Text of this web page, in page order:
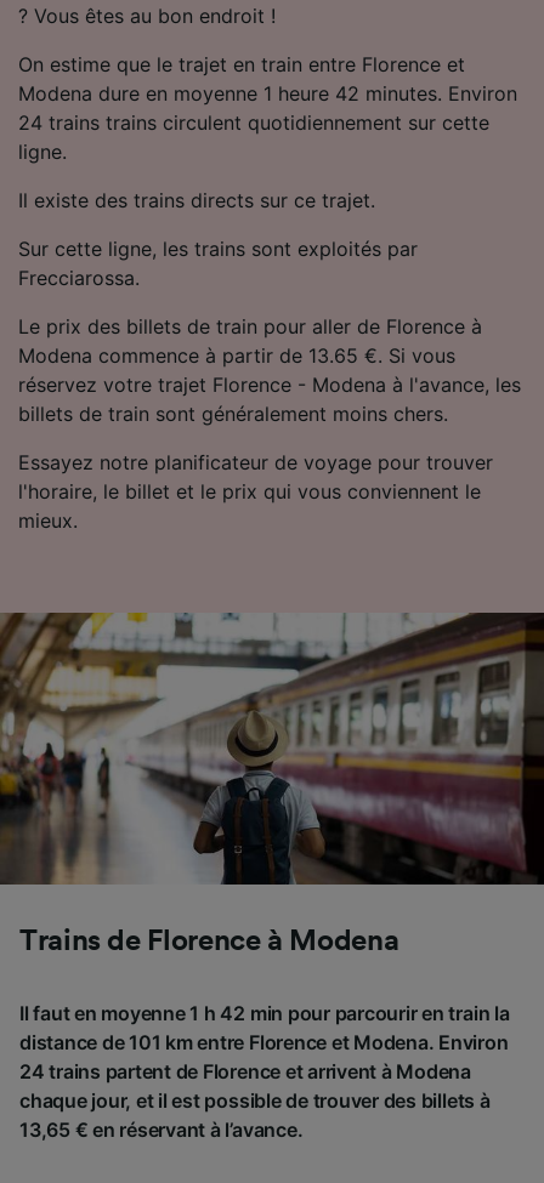
? Vous êtes au bon endroit !
On estime que le trajet en train entre Florence et
Modena dure en moyenne 1 heure 42 minutes. Environ
24 trains trains circulent quotidiennement sur cette
ligne.
Il existe des trains directs sur ce trajet.
Sur cette ligne, les trains sont exploités par
Frecciarossa.
Le prix des billets de train pour aller de Florence à
Modena commence à partir de 13.65 €. Si vous
réservez votre trajet Florence - Modena à l'avance, les
billets de train sont généralement moins chers.
Essayez notre planificateur de voyage pour trouver
l'horaire, le billet et le prix qui vous conviennent le
mieux.
Trains de Florence à Modena
Il faut en moyenne 1 h 42 min pour parcourir en train la
distance de 101 km entre Florence et Modena. Environ
24 trains partent de Florence et arrivent à Modena
chaque jour, et il est possible de trouver des billets à
13,65 € en réservant à l’avance.
Utiliser des données de géolocalisation
caractéristiques de l’appareil pour
l’identification. Stocker et/ou accéder à des
informations sur un appareil. Publicités et
contenu personnalisés, mesure de
performance des publicités et du contenu,
études d’audience et développement de
services.
Liste de nos partenaires (fournisseurs)